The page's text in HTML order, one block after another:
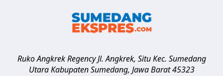
Ruko Angkrek Regency Jl. Angkrek, Situ Kec. Sumedang
Utara Kabupaten Sumedang, Jawa Barat 45323